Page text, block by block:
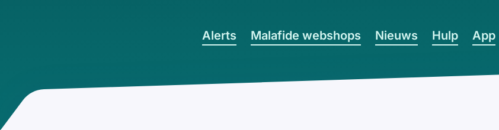
Alerts Malafide webshops Nieuws Hulp App